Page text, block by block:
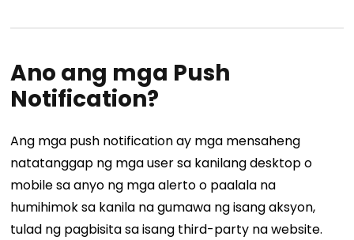
Ano ang mga Push
Notification?
Ang mga push notification ay mga mensaheng
natatanggap ng mga user sa kanilang desktop o
mobile sa anyo ng mga alerto o paalala na
humihimok sa kanila na gumawa ng isang aksyon,
tulad ng pagbisita sa isang third-party na website.